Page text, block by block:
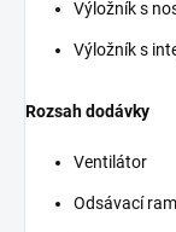
Výložník s
Výložník s
Rozsah dodávky
Ventilátor
Odsávací